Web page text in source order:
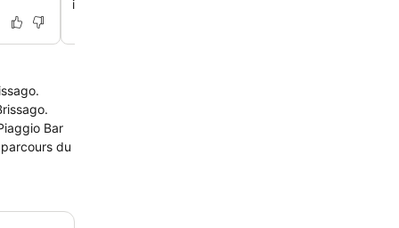
intérieure avec un cinéma.
Bar
du